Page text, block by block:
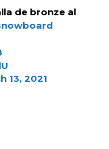
de bronze al
13, 2021